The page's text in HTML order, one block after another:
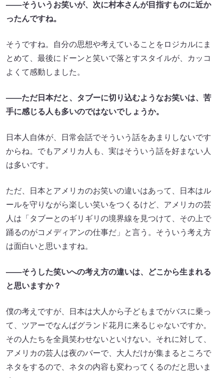
――そういうお笑いが、次に村本さんが目指すものに近か
ったんですね。
そうですね。自分の思想や考えていることをロジカルにま
とめて、最後にドーンと笑いで落とすスタイルが、カッコ
よくて感動しました。
――ただ日本だと、タブーに切り込むようなお笑いは、苦
手に感じる人も多いのではないでしょうか。
日本人自体が、日常会話でそういう話をあまりしないです
からね。でもアメリカ人も、実はそういう話を好まない人
は多いです。
ただ、日本とアメリカのお笑いの違いはあって、日本はル
ールを守りながら楽しい笑いをつくるけど、アメリカの芸
人は「タブーとのギリギリの境界線を見つけて、その上で
踊るのがコメディアンの仕事だ」と言う。そういう考え方
は面白いと思いますね。
――そうした笑いへの考え方の違いは、どこから生まれる
と思いますか？
僕の考えですが、日本は大人から子どもまでがバスに乗っ
て、ツアーでなんばグランド花月に来るじゃないですか。
その人たちを全員笑わせないといけない。それに対して、
アメリカの芸人は夜のバーで、大人だけが集まるところで
ネタをするので、ネタの内容も変わってくるのだと思いま